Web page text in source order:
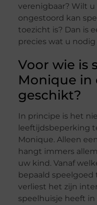
verenigbaar? Wilt
ongestoord kan
toezicht is? Dan is
precies wat u
Voor wie is
Monique in
geschikt?
In principe is het
leeftijdsbeperking
Monique. Alleen
hangt immers
uw kind. Vanaf
bepaald
verliest het zijn
speelhuisje heeft